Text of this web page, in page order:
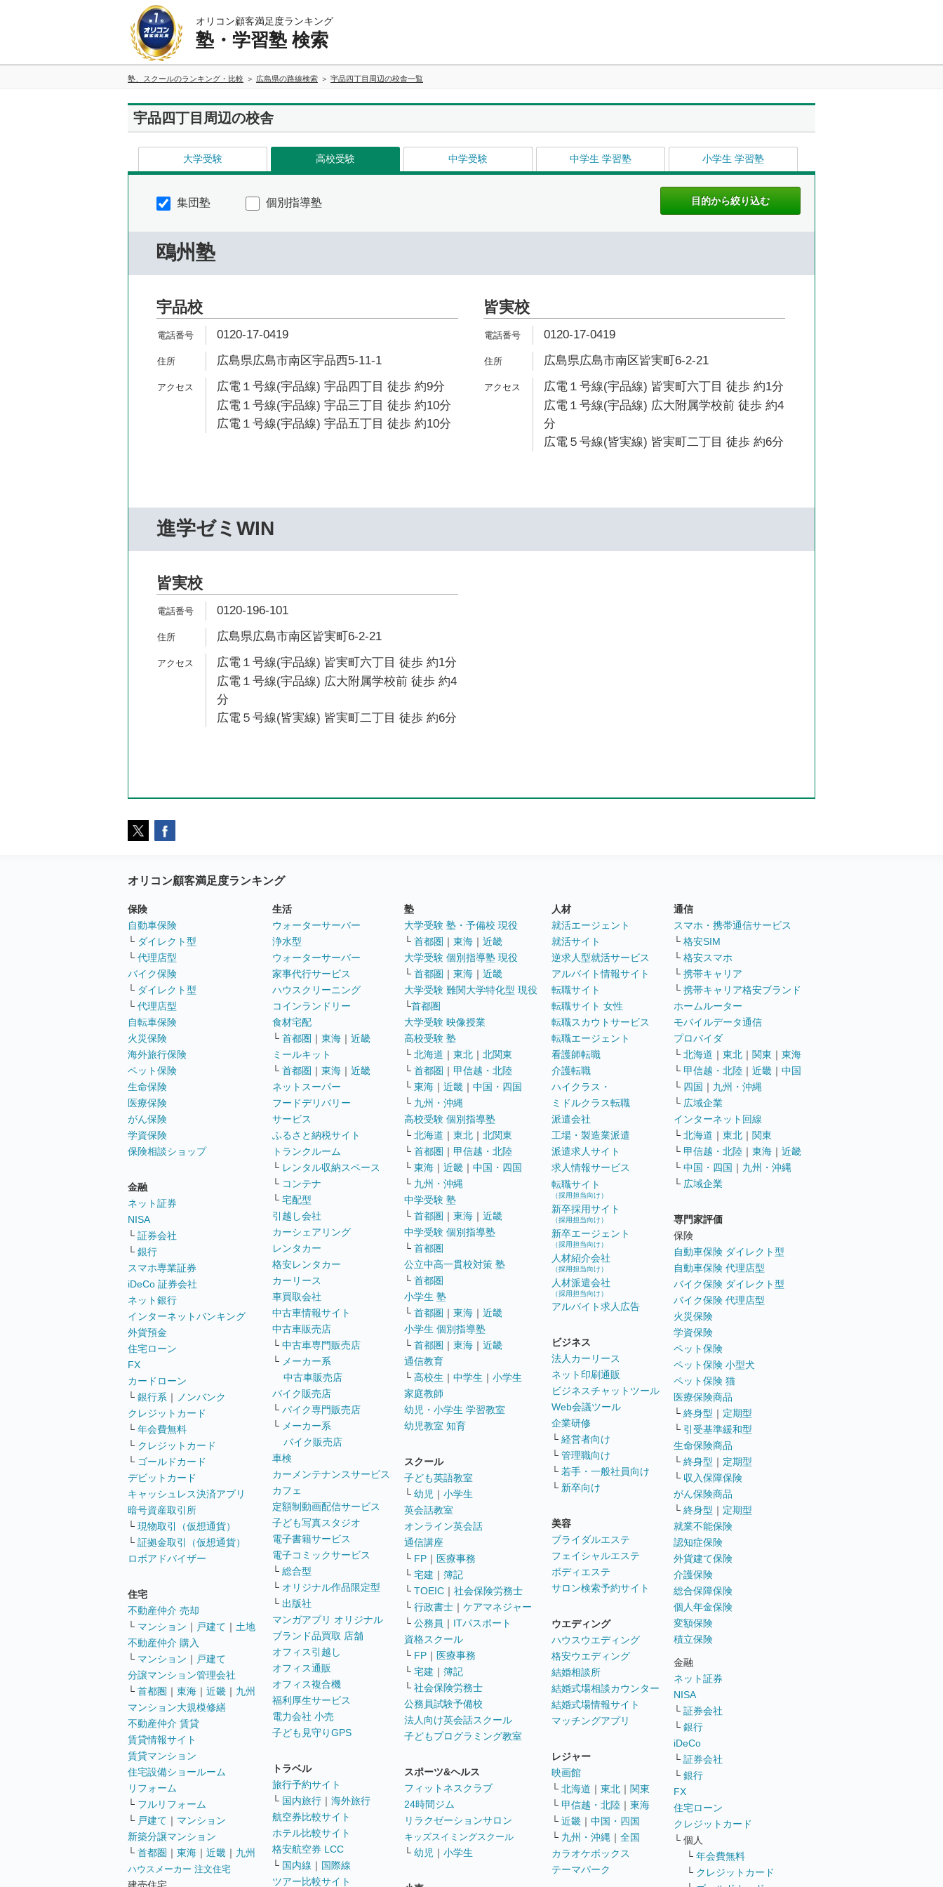
オリコン顧客満足度ランキング
塾・学習塾 検索
塾、スクールのランキング・比較 広島県の路線検索 宇品四丁目周辺の校舎一覧
宇品四丁目周辺の校舎
大学受験 高校受験 中学受験 中学生 学習塾 小学生 学習塾
集団塾 個別指導塾
鴎州塾
宇品校
0120-17-0419
広島県広島市南区宇品西5-11-1
広電１号線(宇品線) 宇品四丁目 徒歩 約9分
広電１号線(宇品線) 宇品三丁目 徒歩 約10分
広電１号線(宇品線) 宇品五丁目 徒歩 約10分
皆実校
0120-17-0419
広島県広島市南区皆実町6-2-21
広電１号線(宇品線) 皆実町六丁目 徒歩 約1分
広電１号線(宇品線) 広大附属学校前 徒歩 約4
分
広電５号線(皆実線) 皆実町二丁目 徒歩 約6分
進学ゼミWIN
皆実校
0120-196-101
広島県広島市南区皆実町6-2-21
広電１号線(宇品線) 皆実町六丁目 徒歩 約1分
広電１号線(宇品線) 広大附属学校前 徒歩 約4
分
広電５号線(皆実線) 皆実町二丁目 徒歩 約6分
オリコン顧客満足度ランキング
保険
自動車保険
└ ダイレクト型
└ 代理店型
バイク保険
└ ダイレクト型
└ 代理店型
自転車保険
火災保険
海外旅行保険
ペット保険
生命保険
医療保険
がん保険
学資保険
保険相談ショップ
金融
ネット証券
NISA
└ 証券会社
└ 銀行
スマホ専業証券
iDeCo 証券会社
ネット銀行
インターネットバンキング
外貨預金
住宅ローン
FX
カードローン
└ 銀行系 ｜
ノンバンク
クレジットカード
└ 年会費無料
└ クレジットカード
└ ゴールドカード
デビットカード
キャッシュレス決済アプリ
暗号資産取引所
└ 現物取引（仮想通貨）
└ 証拠金取引（仮想通貨）
ロボアドバイザー
住宅
不動産仲介 売却
└ マンション ｜ 戸建て ｜ 土地
不動産仲介 購入
└ マンション ｜ 戸建て
分譲マンション管理会社
└ 首都圏 ｜ 東海 ｜ 近畿 ｜ 九州
マンション大規模修繕
不動産仲介 賃貸
賃貸情報サイト
賃貸マンション
住宅設備ショールーム
リフォーム
└ フルリフォーム
└ 戸建て ｜ マンション
新築分譲マンション
└ 首都圏 ｜ 東海 ｜ 近畿 ｜ 九州
ハウスメーカー 注文住宅
生活
ウォーターサーバー
浄水型
ウォーターサーバー
家事代行サービス
ハウスクリーニング
コインランドリー
食材宅配
└ 首都圏 ｜ 東海 ｜ 近畿
ミールキット
└ 首都圏 ｜ 東海 ｜ 近畿
ネットスーパー
フードデリバリー
サービス
ふるさと納税サイト
トランクルーム
└ レンタル収納スペース
└ コンテナ
└ 宅配型
引越し会社
カーシェアリング
レンタカー
格安レンタカー
カーリース
車買取会社
中古車情報サイト
中古車販売店
└ 中古車専門販売店
└ メーカー系
中古車販売店
バイク販売店
└ バイク専門販売店
└ メーカー系
バイク販売店
車検
カーメンテナンスサービス
カフェ
定額制動画配信サービス
子ども写真スタジオ
電子書籍サービス
電子コミックサービス
└ 総合型
└ オリジナル作品限定型
└ 出版社
マンガアプリ オリジナル
ブランド品買取 店舗
オフィス引越し
オフィス通販
オフィス複合機
福利厚生サービス
電力会社 小売
子ども見守りGPS
トラベル
旅行予約サイト
└ 国内旅行 ｜ 海外旅行
航空券比較サイト
ホテル比較サイト
格安航空券 LCC
└ 国内線 ｜ 国際線
ツアー比較サイト
塾
大学受験 塾・予備校 現役
└ 首都圏 ｜ 東海 ｜ 近畿
大学受験 個別指導塾 現役
└ 首都圏 ｜ 東海 ｜ 近畿
大学受験 難関大学特化型 現役
└首都圏
大学受験 映像授業
高校受験 塾
└ 北海道 ｜ 東北 ｜ 北関東
└ 首都圏 ｜ 甲信越・北陸
└ 東海 ｜ 近畿 ｜ 中国・四国
└ 九州・沖縄
高校受験 個別指導塾
└ 北海道 ｜ 東北 ｜ 北関東
└ 首都圏 ｜ 甲信越・北陸
└ 東海 ｜ 近畿 ｜ 中国・四国
└ 九州・沖縄
中学受験 塾
└ 首都圏 ｜ 東海 ｜ 近畿
中学受験 個別指導塾
└ 首都圏
公立中高一貫校対策 塾
└ 首都圏
小学生 塾
└ 首都圏 ｜ 東海 ｜ 近畿
小学生 個別指導塾
└ 首都圏 ｜ 東海 ｜ 近畿
通信教育
└ 高校生 ｜ 中学生 ｜ 小学生
家庭教師
幼児・小学生 学習教室
幼児教室 知育
スクール
子ども英語教室
└ 幼児 ｜ 小学生
英会話教室
オンライン英会話
通信講座
└ FP ｜ 医療事務
└ 宅建 ｜ 簿記
└ TOEIC ｜ 社会保険労務士
└ 行政書士 ｜ ケアマネジャー
└ 公務員 ｜ ITパスポート
資格スクール
└ FP ｜ 医療事務
└ 宅建 ｜ 簿記
└ 社会保険労務士
公務員試験予備校
法人向け英会話スクール
子どもプログラミング教室
スポーツ&ヘルス
フィットネスクラブ
24時間ジム
リラクゼーションサロン
キッズスイミングスクール
└ 幼児 ｜ 小学生
人材
就活エージェント
就活サイト
逆求人型就活サービス
アルバイト情報サイト
転職サイト
転職サイト 女性
転職スカウトサービス
転職エージェント
看護師転職
介護転職
ハイクラス・
ミドルクラス転職
派遣会社
工場・製造業派遣
派遣求人サイト
求人情報サービス
転職サイト
（採用担当向け）
新卒採用サイト
（採用担当向け）
新卒エージェント
（採用担当向け）
人材紹介会社
（採用担当向け）
人材派遣会社
（採用担当向け）
アルバイト求人広告
ビジネス
法人カーリース
ネット印刷通販
ビジネスチャットツール
Web会議ツール
企業研修
└ 経営者向け
└ 管理職向け
└ 若手・一般社員向け
└ 新卒向け
美容
ブライダルエステ
フェイシャルエステ
ボディエステ
サロン検索予約サイト
ウエディング
ハウスウエディング
格安ウエディング
結婚相談所
結婚式場相談カウンター
結婚式場情報サイト
マッチングアプリ
レジャー
映画館
└ 北海道 ｜ 東北 ｜ 関東
└ 甲信越・北陸 ｜ 東海
└ 近畿 ｜ 中国・四国
└ 九州・沖縄 ｜ 全国
カラオケボックス
テーマパーク
通信
スマホ・携帯通信サービス
└ 格安SIM
└ 格安スマホ
└ 携帯キャリア
└ 携帯キャリア格安ブランド
ホームルーター
モバイルデータ通信
プロバイダ
└ 北海道 ｜ 東北 ｜ 関東 ｜ 東海
└ 甲信越・北陸 ｜ 近畿 ｜ 中国
└ 四国 ｜ 九州・沖縄
└ 広域企業
インターネット回線
└ 北海道 ｜ 東北 ｜ 関東
└ 甲信越・北陸 ｜ 東海 ｜ 近畿
└ 中国・四国 ｜ 九州・沖縄
└ 広域企業
専門家評価
保険
自動車保険 ダイレクト型
自動車保険 代理店型
バイク保険 ダイレクト型
バイク保険 代理店型
火災保険
学資保険
ペット保険
ペット保険 小型犬
ペット保険 猫
医療保険商品
└ 終身型 ｜ 定期型
└ 引受基準緩和型
生命保険商品
└ 終身型 ｜ 定期型
└ 収入保障保険
がん保険商品
└ 終身型 ｜ 定期型
就業不能保険
認知症保険
外貨建て保険
介護保険
総合保障保険
個人年金保険
変額保険
積立保険
金融
ネット証券
NISA
└ 証券会社
└ 銀行
iDeCo
└ 証券会社
└ 銀行
FX
住宅ローン
クレジットカード
└ 個人
└ 年会費無料
└ クレジットカード